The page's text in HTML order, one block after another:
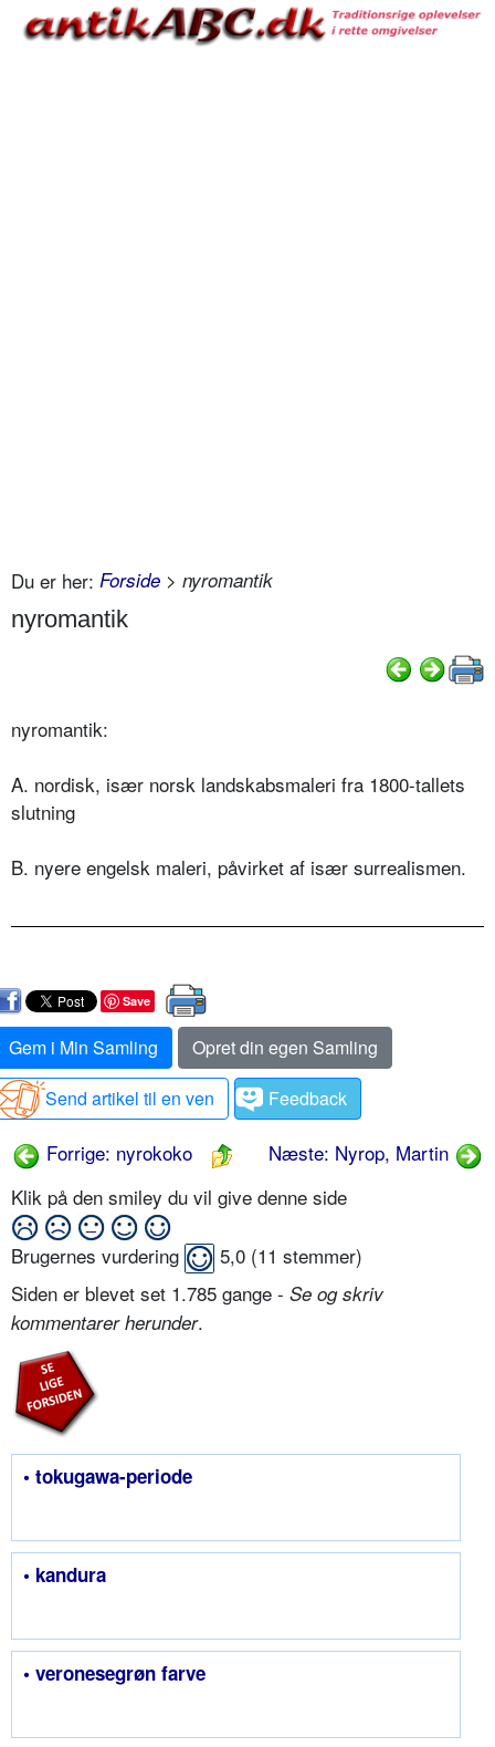
Du er her: Forside > nyromantik
nyromantik
nyromantik:
A. nordisk, især norsk landskabsmaleri fra 1800-tallets
slutning
B. nyere engelsk maleri, påvirket af især surrealismen.
Save
Gem i Min Samling
Opret din egen Samling
Send artikel til en ven
Feedback
Forrige: nyrokoko
Næste: Nyrop, Martin
Klik på den smiley du vil give denne side
Brugernes vurdering 5,0 (11 stemmer)
Siden er blevet set 1.785 gange - Se og skriv
kommentarer herunder.
• tokugawa-periode
• kandura
• veronesegrøn farve